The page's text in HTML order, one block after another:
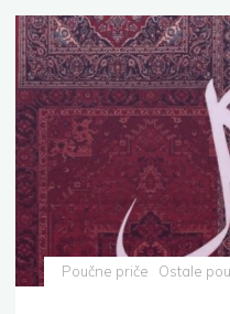
za
djecu
i
mlade:
Priča
o
caru
i
poštenom
lopovu"
Poučne priče Ostale